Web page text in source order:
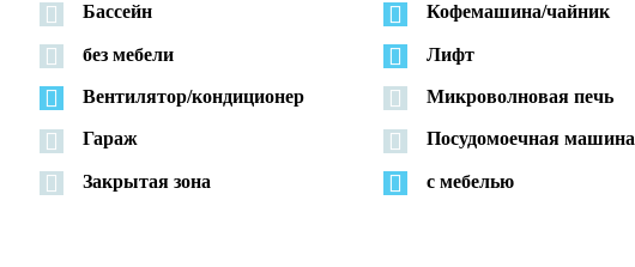
Бассейн
без мебели
Вентилятор/кондиционер
Гараж
Закрытая зона
Кофемашина/чайник
Лифт
Микроволновая печь
Посудомоечная машина
с мебелью